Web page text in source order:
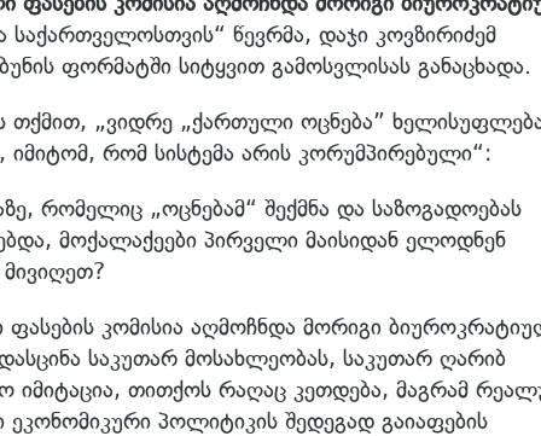
საქართველოსთვის“ წევრმა, დაჯი კოვზირიძემ
ფორმატში სიტყვით გამოსვლისას განაცხადა.
თქმით, „ვიდრე „ქართული ოცნება”
იმიტომ, რომ სისტემა არის კორუმპირებული“:
რომელიც „ოცნებამ“ შექმნა და საზოგადოებას
მოქალაქეები პირველი მაისიდან ელოდნენ
ფასების კომისია აღმოჩნდა მორიგი
საკუთარ მოსახლეობას, საკუთარ ღარიბ
იმიტაცია, თითქოს რაღაც კეთდება, მაგრამ
პოლიტიკის შედეგად გაიაფების